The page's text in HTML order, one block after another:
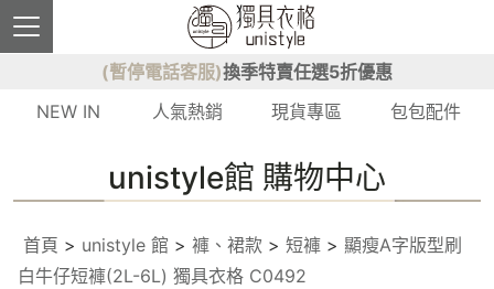
(暫停電話客服)換季特賣任選5折優惠
NEW IN
人氣熱銷 現貨專區 包包配件
unistyle館 購物中心
首頁 > unistyle 館 > 褲、裙款 > 短褲 > 顯瘦A字版型刷
白牛仔短褲(2L-6L) 獨具衣格 C0492